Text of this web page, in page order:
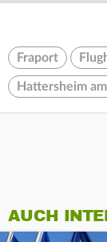
Fraport
Hattersheim
AUCH